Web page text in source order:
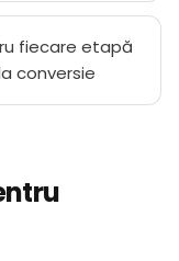
fiecare etapă
conversie